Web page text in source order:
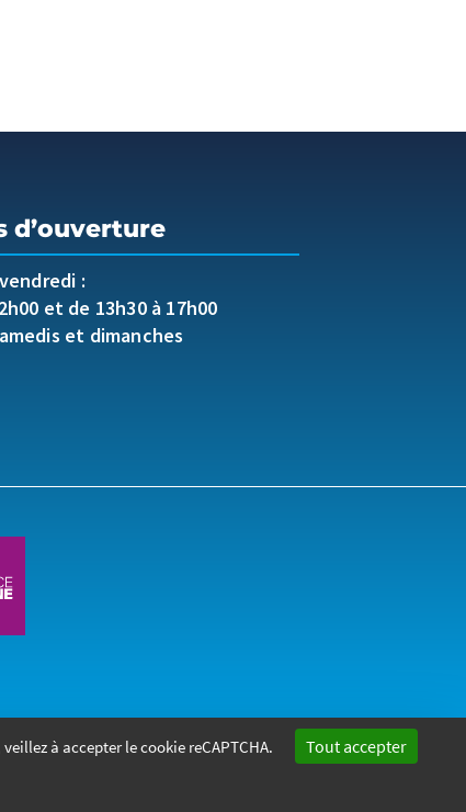
à accepter le cookie reCAPTCHA. Tout accepter
d’ouverture
:
et de 13h30 à 17h00
et dimanches